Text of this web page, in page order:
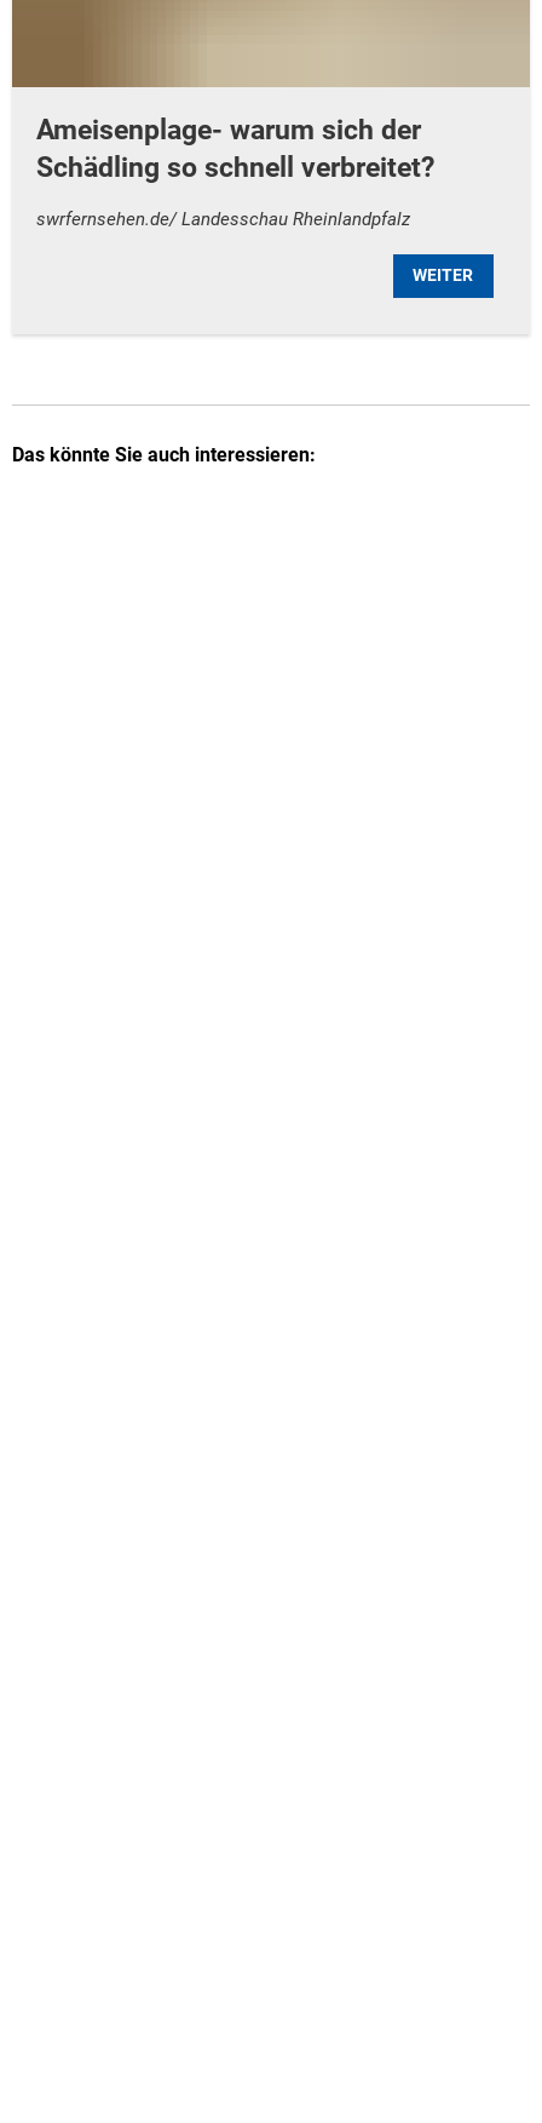
Ameisenplage- warum sich der
Schädling so schnell verbreitet?
swrfernsehen.de/ Landesschau Rheinlandpfalz
WEITER
Das könnte Sie auch interessieren: